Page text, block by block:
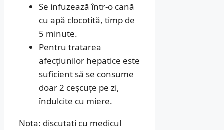
Se infuzează într-o cană
cu apă clocotită, timp de
5 minute.
Pentru tratarea
afecțiunilor hepatice este
suficient să se consume
doar 2 ceșcuțe pe zi,
îndulcite cu miere.
Nota: discutati cu medicul